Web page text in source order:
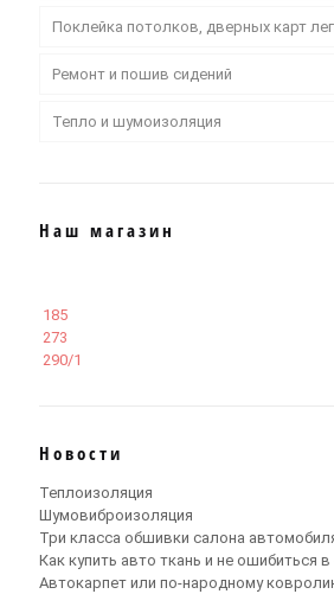
Поклейка потолков, дверных карт
Ремонт и пошив сидений
Тепло и шумоизоляция
Наш магазин
185
273
290/1
Новости
Теплоизоляция
Шумовиброизоляция
Три класса обшивки салона
Как купить авто ткань и не ошибиться
Автокарпет или по-народному